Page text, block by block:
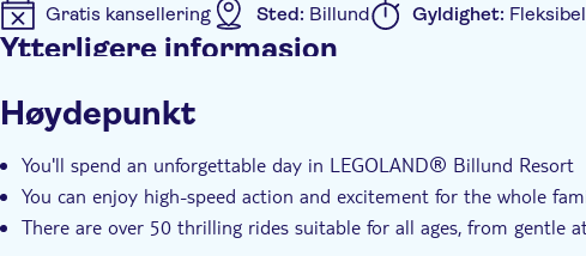
Gratis kansellering Sted: Billund Gyldighet: Fleksibel
Ytterligere informasjon
Høydepunkt
You'll spend an unforgettable day in LEGOLAND® Billund Resort
You can enjoy high-speed action and excitement for the whole
There are over 50 thrilling rides suitable for all ages, from gentle